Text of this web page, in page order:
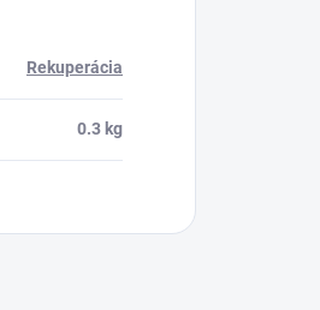
Rekuperácia
0.3 kg